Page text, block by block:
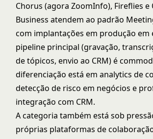
Chorus (agora ZoomInfo), Fireflies
Business atendem ao padrão
com implantações em produção em
pipeline principal (gravação,
de tópicos, envio ao CRM) é
diferenciação está em analytics de
detecção de risco em negócios e
integração com CRM.
A categoria também está sob
próprias plataformas de